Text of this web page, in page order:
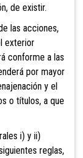
de existir.
las acciones,
exterior
conforme a las
por mayor
y el
o títulos, a que
i) y ii)
reglas,